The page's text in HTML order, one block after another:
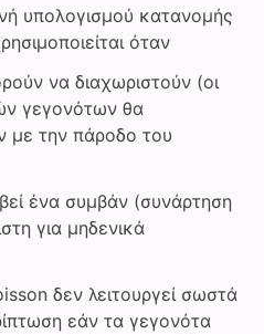
υπολογισμού κατανομής
όταν
να διαχωριστούν (οι
γεγονότων θα
με την πάροδο του
ένα συμβάν (συνάρτηση
για μηδενικά
δεν λειτουργεί σωστά
εάν τα γεγονότα